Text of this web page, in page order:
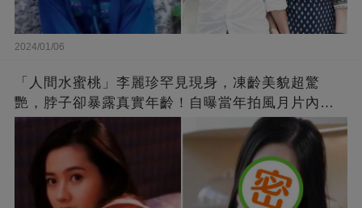
2024/01/06
「人間水蜜桃」李麗珍罕見現身，凍齡美貌超驚
艷，脖子卻暴露真實年齡！自曝當年拍風月片內
幕，竟是因為「玉女當久了」？